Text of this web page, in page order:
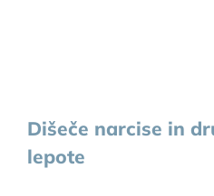
Dišeče narcise in
lepote